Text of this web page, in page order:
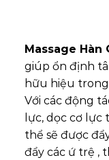
Massage Hàn
giúp ổn định
hữu hiệu
Với các động
lực, dọc cơ
thể sẽ được
đẩy các ứ trệ ,